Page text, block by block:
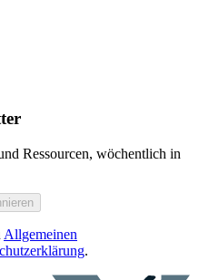
Ressourcen, wöchentlich in
Allgemeinen
.